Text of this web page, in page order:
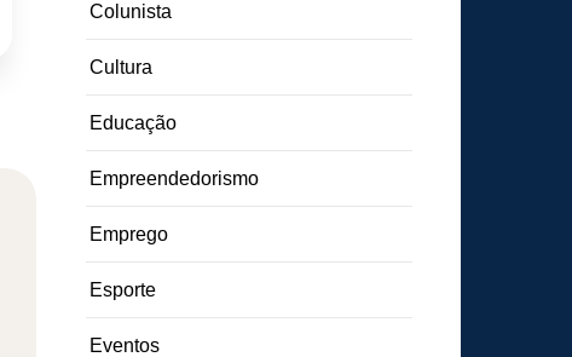
Colunista
Cultura
Educação
Empreendedorismo
Emprego
Esporte
Eventos